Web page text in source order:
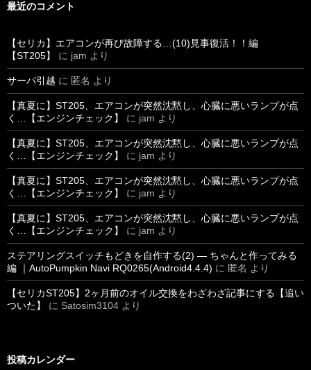
最近のコメント
【セリカ】エアコンが再び故障する…(10)見事復活！！編
【ST205】
に jam より
サーバ引越 に 匿名 より
【真夏に】ST205、エアコンが突然沈黙し、心臓に悪いランプが点
く…【エンジンチェック】
に jam より
【真夏に】ST205、エアコンが突然沈黙し、心臓に悪いランプが点
く…【エンジンチェック】
に jam より
【真夏に】ST205、エアコンが突然沈黙し、心臓に悪いランプが点
く…【エンジンチェック】
に jam より
【真夏に】ST205、エアコンが突然沈黙し、心臓に悪いランプが点
く…【エンジンチェック】
に jam より
ステアリングスイッチもどきを自作する(2) ― ちゃんと作ってみる
編 ｜AutoPumpkin Navi RQ0265(Android4.4.4) に 匿名 より
【セリカST205】2ヶ月前のオイル交換をわざわざ記事にする【追い
ついた】
に Satosim3104 より
投稿カレンダー